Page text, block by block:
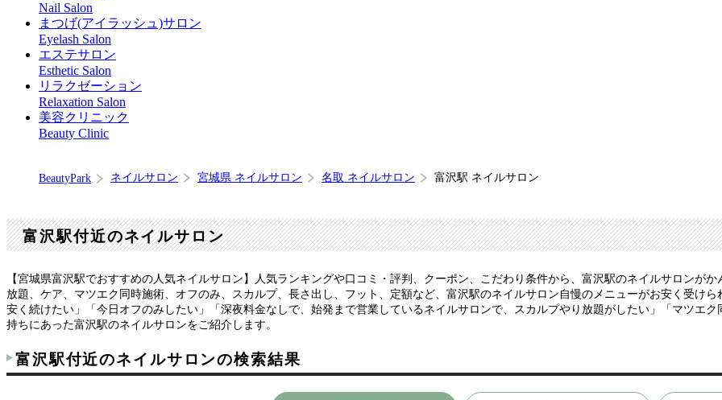
Nail Salon
まつげ(アイラッシュ)サロン
Eyelash Salon
エステサロン
Esthetic Salon
リラクゼーション
Relaxation Salon
美容クリニック
Beauty Clinic
BeautyPark ネイルサロン 宮城県 ネイルサロン 名取 ネイルサロン 富沢駅 ネイルサロン
富沢駅付近のネイルサロン
【宮城県富沢駅でおすすめの人気ネイルサロン】人気ランキングや口コミ・評判、クーポン、こだわり条件から、富沢駅のネイルサロンが
放題、ケア、マツエク同時施術、オフのみ、スカルプ、長さ出し、フット、定額など、富沢駅のネイルサロン自慢のメニューがお安く受け
安く続けたい」「今日オフのみしたい」「深夜料金なしで、始発まで営業しているネイルサロンで、スカルプやり放題がしたい」「マツエ
持ちにあった富沢駅のネイルサロンをご紹介します。
富沢駅付近のネイルサロンの検索結果